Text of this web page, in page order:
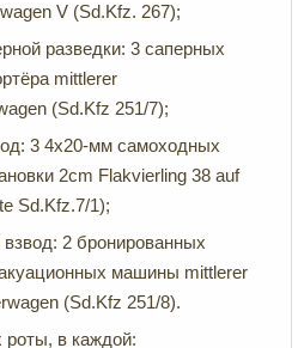
V (Sd.Kfz. 267);
разведки: 3 саперных
mittlerer
(Sd.Kfz 251/7);
3 4х20-мм самоходных
2cm Flakvierling 38 auf
Sd.Kfz.7/1);
2 бронированных
машины mittlerer
(Sd.Kfz 251/8).
роты, в каждой: